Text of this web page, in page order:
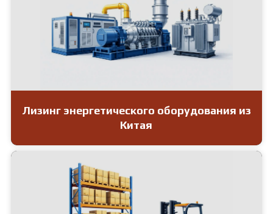
Лизинг энергетического оборудования из
Китая